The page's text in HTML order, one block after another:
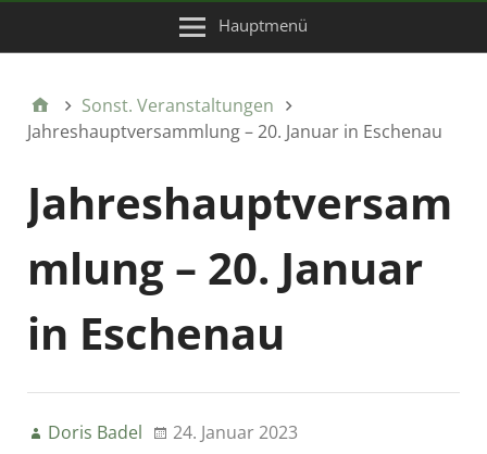
Hauptmenü
Sonst. Veranstaltungen
Jahreshauptversammlung – 20. Januar in Eschenau
Jahreshauptversam
mlung – 20. Januar
in Eschenau
Doris Badel 24. Januar 2023